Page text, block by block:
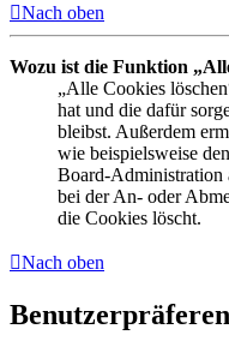
Nach oben
Wozu ist die Funktion
„Alle Cookies
hat und die dafür
bleibst. Außerdem
wie beispielsweise
Board-Administration
bei der An- oder
die Cookies löscht.
Nach oben